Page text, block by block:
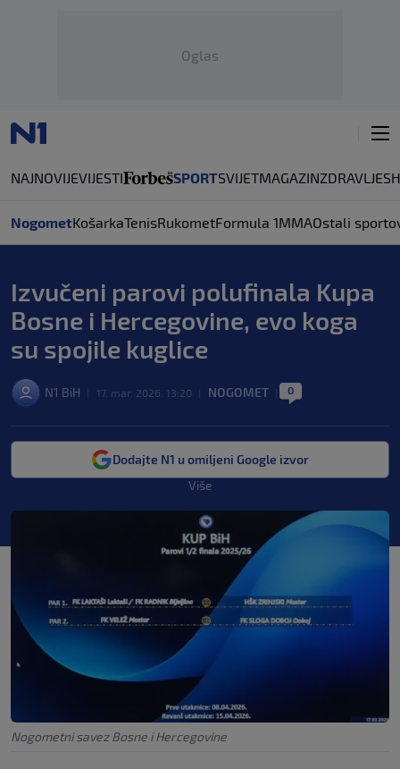
Oglas
NAJNOVIJEVIJESTI SPORTSVIJETMAGAZINZDRAVLJE
NogometKošarkaTenisRukometFormula 1MMAOstali
Izvučeni parovi polufinala Kupa
Bosne i Hercegovine, evo koga
su spojile kuglice
N1 BiH 17. mar. 2026. 13:20 NOGOMET 0
Dodajte N1 u omiljeni Google izvor
Više
Nogometni savez Bosne i Hercegovine